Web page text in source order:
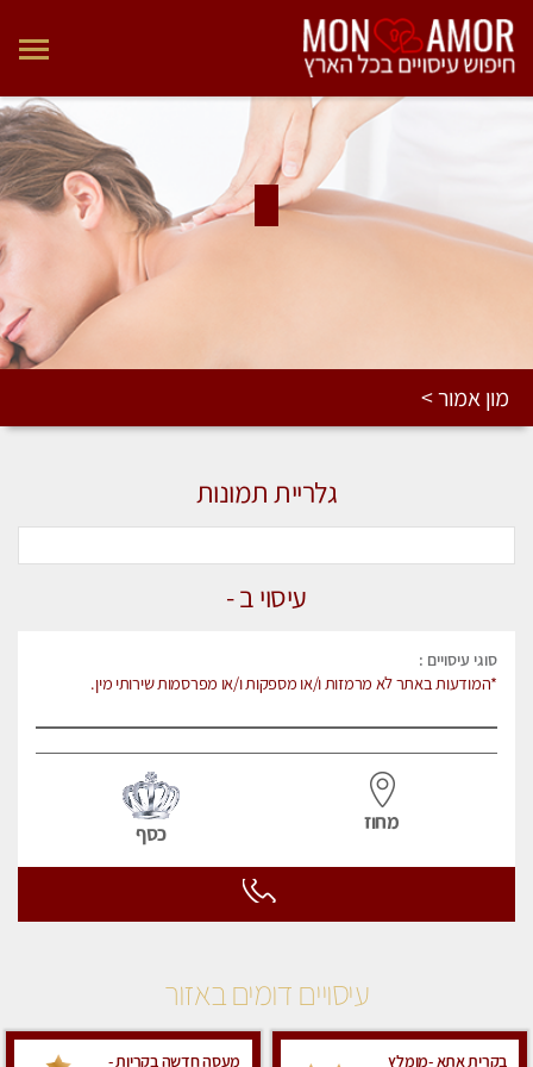
מון אמור >
עיסוי ב -
סוגי עיסויים :
*המודעות באתר לא מרמזות ו/או מספקות ו/או מפרסמות שירותי מין.
מחוז כסף
גלריית תמונות
עיסויים דומים באזור
בקרית אתא -מומלץ
מעסה חדשה בקריות -